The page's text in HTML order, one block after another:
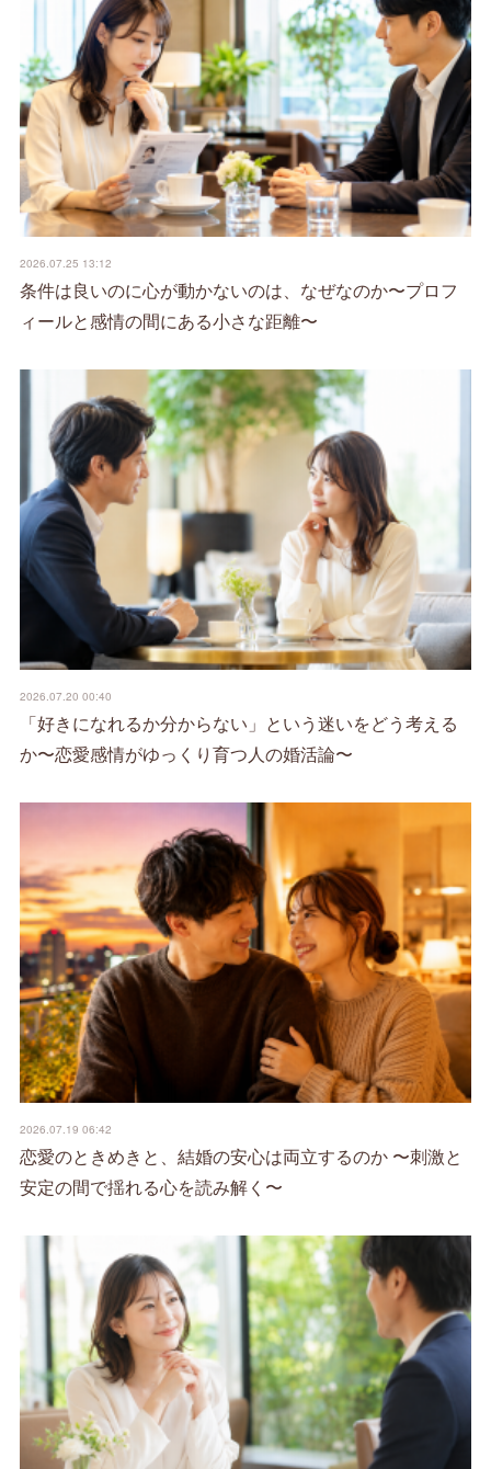
2026.07.25 13:12
条件は良いのに心が動かないのは、なぜなのか〜プロフ
ィールと感情の間にある小さな距離〜
2026.07.20 00:40
「好きになれるか分からない」という迷いをどう考える
か〜恋愛感情がゆっくり育つ人の婚活論〜
2026.07.19 06:42
恋愛のときめきと、結婚の安心は両立するのか 〜刺激と
安定の間で揺れる心を読み解く〜